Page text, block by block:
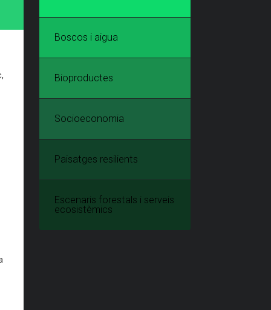
Boscos i aigua
Bioproductes
Socioeconomia
Paisatges resilients
Escenaris forestals i serveis
ecosistèmics